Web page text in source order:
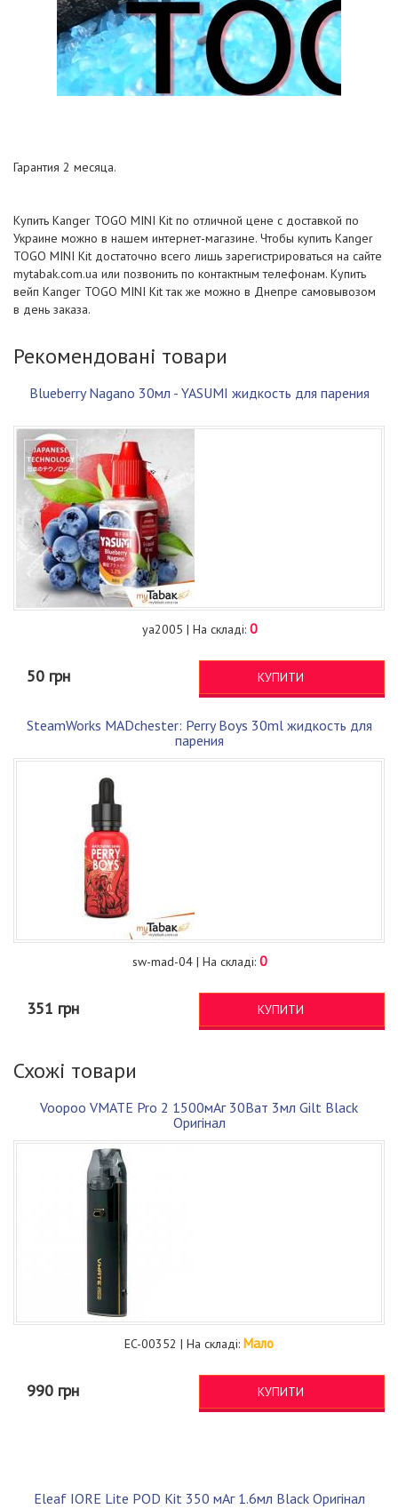
Гарантия 2 месяца.
Купить Kanger TOGO MINI Kit по отличной цене c доставкой по
Украине можно в нашем интернет-магазине. Чтобы купить Kanger
TOGO MINI Kit достаточно всего лишь зарегистрироваться на сайте
mytabak.com.ua или позвонить по контактным телефонам. Купить
вейп Kanger TOGO MINI Kit так же можно в Днепре самовывозом
в день заказа.
Рекомендовані товари
Blueberry Nagano 30мл - YASUMI жидкость для парения
ya2005 | На складі: 0
50 грн КУПИТИ
SteamWorks MADchester: Perry Boys 30ml жидкость для
парения
sw-mad-04 | На складі: 0
351 грн КУПИТИ
Схожі товари
Voopoo VMATE Pro 2 1500мАг 30Ват 3мл Gilt Black
Оригінал
EC-00352 | На складі: Мало
990 грн КУПИТИ
Eleaf IORE Lite POD Kit 350 мАг 1.6мл Black Оригінал